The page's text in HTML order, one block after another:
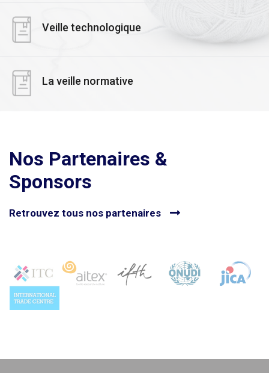
Veille technologique
La veille normative
Nos Partenaires &
Sponsors
Retrouvez tous nos partenaires